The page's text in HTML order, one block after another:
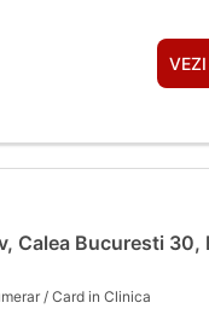
Calea Bucuresti 30,
/ Card in Clinica